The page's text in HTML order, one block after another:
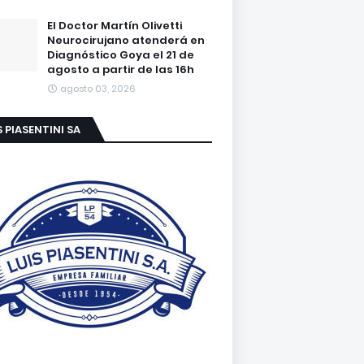
El Doctor Martín Olivetti
Neurocirujano atenderá en
Diagnóstico Goya el 21 de
agosto a partir de las 16h
agosto 03, 2026
PIASENTINI SA